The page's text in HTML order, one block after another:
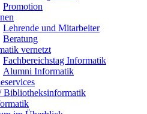
Promotion
Lehrende und Mitarbeiter
Beratung
vernetzt
Fachbereichstag Informatik
Alumni Informatik
Bibliotheksinformatik